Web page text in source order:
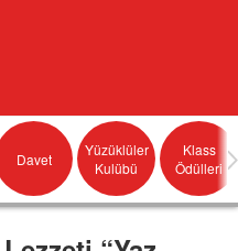
Davet
Yüzüklüler
Kulübü
Klass
Ödülleri